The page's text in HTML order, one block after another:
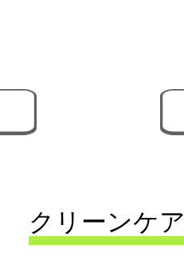
クリーンケア